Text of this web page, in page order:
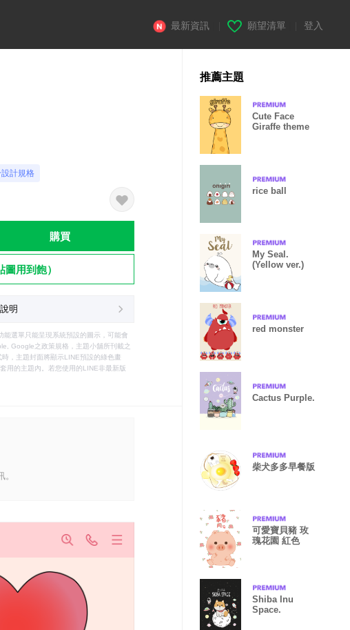
最新資訊 願望清單 登入
計規格
購買
用到飽）
明
選單只能呈現系統預設的圖示，可能會
Google之政策規格，主題小舖所刊載之
，主題封面將顯示LINE預設的綠色畫
用的主題內。若您使用的LINE非最新版
推薦主題
Cute Face
Giraffe theme
rice ball
My Seal.
(Yellow ver.)
red monster
Cactus Purple.
柴犬多多早餐版
可愛寶貝豬 玫
瑰花園 紅色
Shiba Inu
Space.